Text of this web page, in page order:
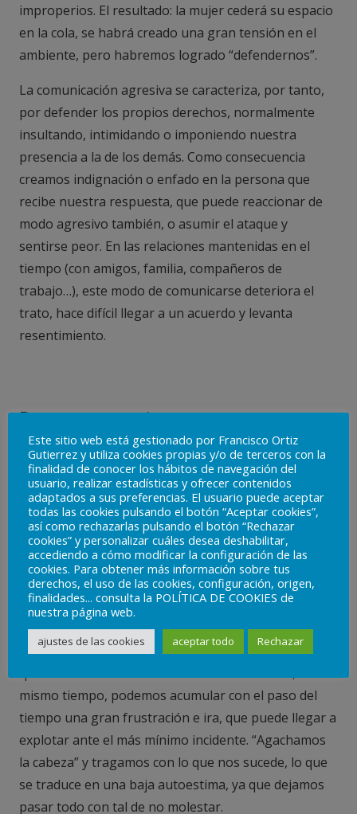
improperios. El resultado: la mujer cederá su espacio
en la cola, se habrá creado una gran tensión en el
ambiente, pero habremos logrado “defendernos”.
La comunicación agresiva se caracteriza, por tanto,
por defender los propios derechos, normalmente
insultando, intimidando o imponiendo nuestra
presencia a la de los demás. Como consecuencia
creamos indignación o enfado en la persona que
recibe nuestra respuesta, que puede reaccionar de
modo agresivo también, o asumir el ataque y
sentirse peor. En las relaciones mantenidas en el
tiempo (con amigos, familia, compañeros de
trabajo…), este modo de comunicarse deteriora el
trato, hace difícil llegar a un acuerdo y levanta
resentimiento.
Respuesta pasiva
En la situación de la cola del supermercado,
dejaremos a la señora que mantenga su sitio en la
fila, y no le diremos nada. No habremos defendido
nuestro derecho a ser atendidos antes por llegar
primero, y posiblemente nos sintamos mal después
con nosotros mismos.
Cuando nos comportamos de esta manera pasiva, no
hacemos valer nuestras opiniones, deseos o límites.
Es cierto que evitamos el enfrentamiento, y no
mismo tiempo, podemos acumular con el paso del
tiempo una gran frustración e ira, que puede llegar a
explotar ante el más mínimo incidente. “Agachamos
la cabeza” y tragamos con lo que nos sucede, lo que
se traduce en una baja autoestima, ya que dejamos
pasar todo con tal de no molestar.
Este sitio web está gestionado por Francisco Ortiz
Gutierrez y utiliza cookies propias y/o de terceros con la
finalidad de conocer los hábitos de navegación del
usuario, realizar estadísticas y ofrecer contenidos
adaptados a sus preferencias. El usuario puede aceptar
todas las cookies pulsando el botón “Aceptar cookies”,
así como rechazarlas pulsando el botón “Rechazar
cookies” y personalizar cuáles desea deshabilitar,
accediendo a cómo modificar la configuración de las
cookies. Para obtener más información sobre tus
derechos, el uso de las cookies, configuración, origen,
finalidades... consulta la POLÍTICA DE COOKIES de
nuestra página web.
ajustes de las cookies aceptar todo Rechazar